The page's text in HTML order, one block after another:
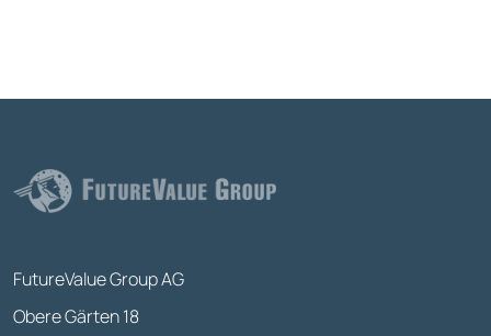
FutureValue Group AG
Obere Gärten 18